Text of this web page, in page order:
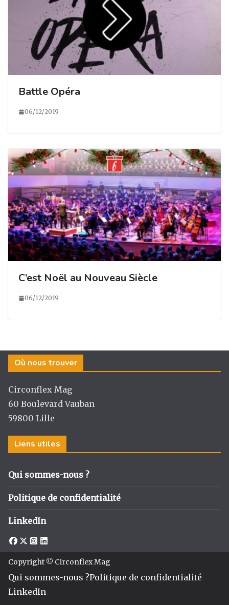
Battle Opéra
06/12/2019
C’est Noël au Nouveau Siècle
06/12/2019
Où nous trouver
Circonflex Mag
60 Boulevard Vauban
59800 Lille
Liens utiles
Qui sommes-nous ?
Politique de confidentialité
LinkedIn
Copyright © Circonflex Mag
Qui sommes-nous ?Politique de confidentialité
LinkedIn